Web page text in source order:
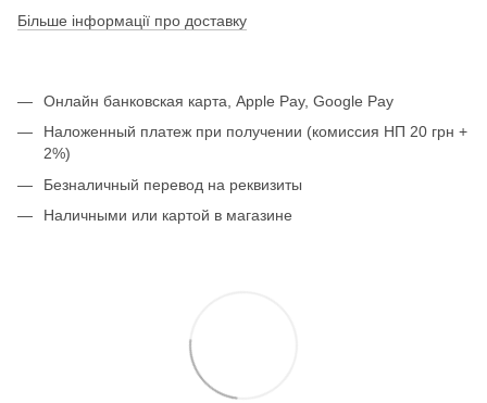
Більше інформації про доставку
Онлайн банковская карта, Apple Pay, Google Pay
Наложенный платеж при получении (комиссия НП 20 грн +
2%)
Безналичный перевод на реквизиты
Наличными или картой в магазине